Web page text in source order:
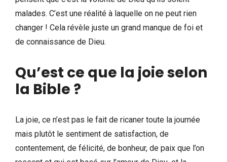
malades. C’est une réalité à laquelle on ne peut rien
changer ! Cela révèle juste un grand manque de foi et
de connaissance de Dieu.
Qu’est ce que la joie selon
la Bible ?
La joie, ce n’est pas le fait de ricaner toute la journée
mais plutôt le sentiment de satisfaction, de
contentement, de félicité, de bonheur, de paix que l’on